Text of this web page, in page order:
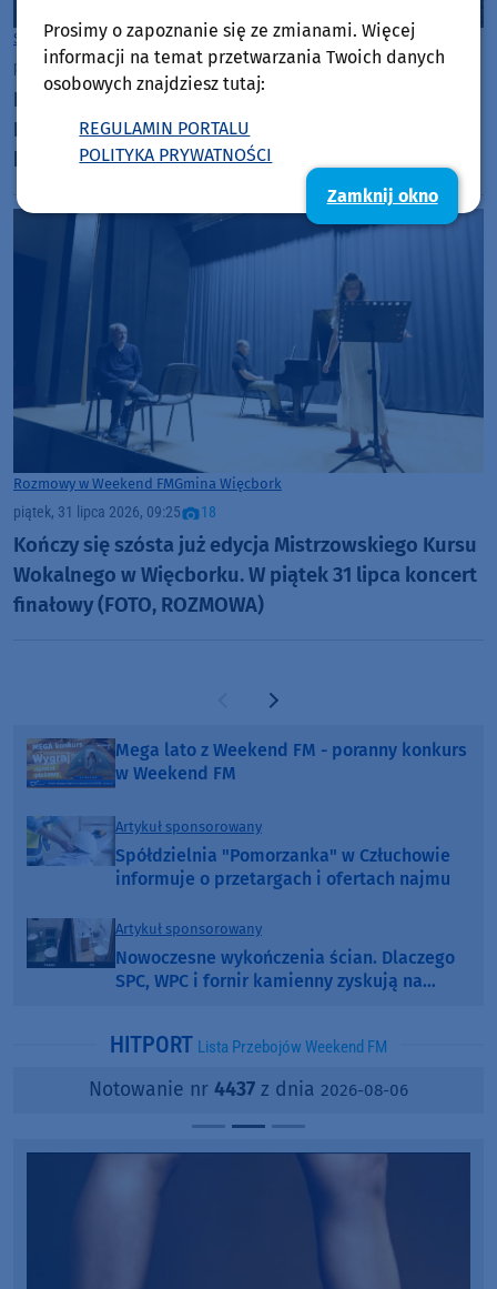
Sępólno Krajeńskie
piątek, 31 lipca 2026, 10:53
Ratownicy na plaży miejskiej w Sępólnie
Krajeńskim wyciągali z wody matkę z dzieckiem,
którzy postanowili zeskoczyć z deski SUP i
Rozmowy w Weekend FMGmina Więcbork
piątek, 31 lipca 2026, 09:25 18
Kończy się szósta już edycja Mistrzowskiego Kursu
Wokalnego w Więcborku. W piątek 31 lipca koncert
finałowy (FOTO, ROZMOWA)
Poprzednia strona
Następna strona
Mega lato z Weekend FM - poranny konkurs
w Weekend FM
Artykuł sponsorowany
Spółdzielnia "Pomorzanka" w Człuchowie
informuje o przetargach i ofertach najmu
Artykuł sponsorowany
Nowoczesne wykończenia ścian. Dlaczego
SPC, WPC i fornir kamienny zyskują na
HITPORT Lista Przebojów Weekend FM
Notowanie nr 4437 z dnia 2026-08-06
Prosimy o zapoznanie się ze zmianami. Więcej
informacji na temat przetwarzania Twoich danych
osobowych znajdziesz tutaj:
REGULAMIN PORTALU
POLITYKA PRYWATNOŚCI
Zamknij okno